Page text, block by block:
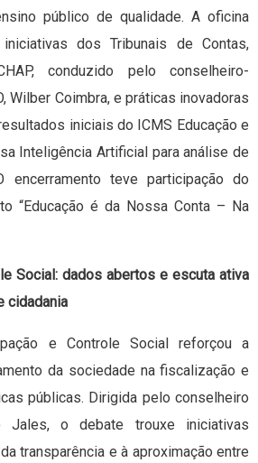
público de qualidade. A oficina
dos Tribunais de Contas,
conduzido pelo conselheiro-
Wilber Coimbra, e práticas inovadoras
iniciais do ICMS Educação e
Inteligência Artificial para análise de
encerramento teve participação do
“Educação é da Nossa Conta – Na
Social: dados abertos e escuta ativa
cidadania
e Controle Social reforçou a
da sociedade na fiscalização e
públicas. Dirigida pelo conselheiro
Jales, o debate trouxe iniciativas
transparência e à aproximação entre